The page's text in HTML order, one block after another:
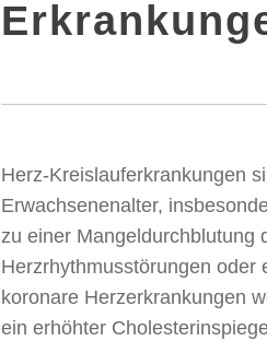
Herz-Kreislauferkrankungen
Erwachsenenalter,
zu einer Mangeldurchblutung
Herzrhythmusstörungen oder
koronare Herzerkrankungen
ein erhöhter